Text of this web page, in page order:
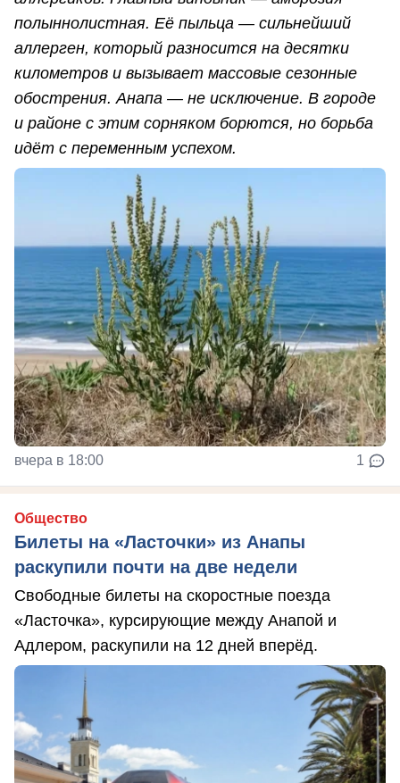
полыннолистная. Её пыльца — сильнейший
аллерген, который разносится на десятки
километров и вызывает массовые сезонные
обострения. Анапа — не исключение. В городе
и районе с этим сорняком борются, но борьба
идёт с переменным успехом.
вчера в 18:00 1
Общество
Билеты на «Ласточки» из Анапы
раскупили почти на две недели
Свободные билеты на скоростные поезда
«Ласточка», курсирующие между Анапой и
Адлером, раскупили на 12 дней вперёд.